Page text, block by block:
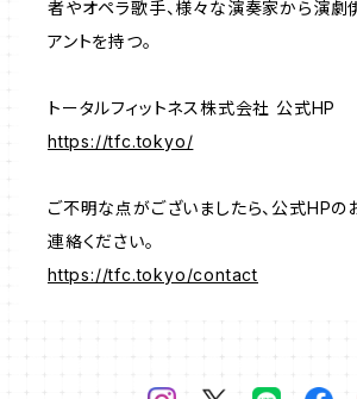
者やオペラ歌手、様々な演奏家から演劇
アントを持つ。
トータルフィットネス株式会社 公式HP
https://tfc.tokyo/
ご不明な点がございましたら、公式HPの
連絡ください。
https://tfc.tokyo/contact